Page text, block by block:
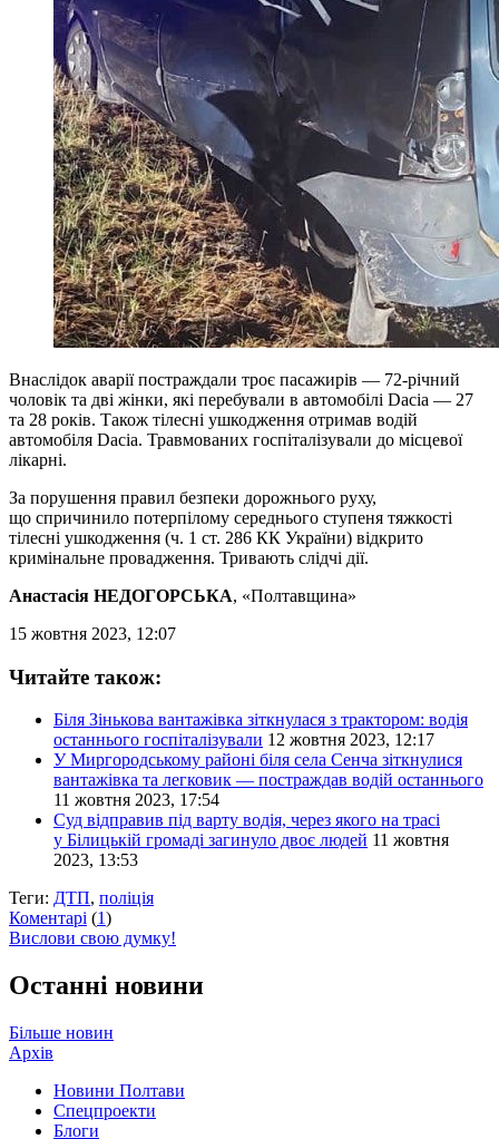
Внаслідок аварії постраждали троє пасажирів — 72-річний
чоловік та дві жінки, які перебували в автомобілі Dacia — 27
та 28 років. Також тілесні ушкодження отримав водій
автомобіля Dacia. Травмованих госпіталізували до місцевої
лікарні.
За порушення правил безпеки дорожнього руху,
що спричинило потерпілому середнього ступеня тяжкості
тілесні ушкодження (ч. 1 ст. 286 КК України) відкрито
кримінальне провадження. Тривають слідчі дії.
Анастасія НЕДОГОРСЬКА, «Полтавщина»
15 жовтня 2023, 12:07
Читайте також:
Біля Зінькова вантажівка зіткнулася з трактором: водія
останнього госпіталізували 12 жовтня 2023, 12:17
У Миргородському районі біля села Сенча зіткнулися
вантажівка та легковик — постраждав водій останнього
11 жовтня 2023, 17:54
Суд відправив під варту водія, через якого на трасі
у Білицькій громаді загинуло двоє людей 11 жовтня
2023, 13:53
Теги: ДТП, поліція
Коментарі (1)
Вислови свою думку!
Останні новини
Більше новин
Архів
Новини Полтави
Спецпроекти
Блоги